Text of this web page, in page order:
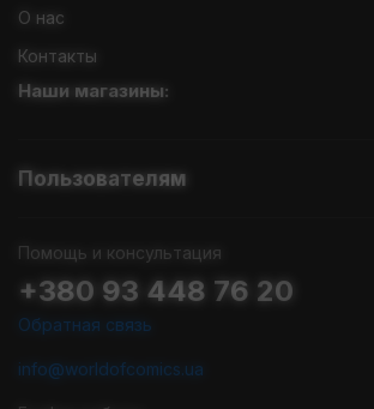
О нас
Контакты
Наши магазины:
Пользователям
Помощь и консультация
+380 93 448 76 20
Обратная связь
info@worldofcomics.ua